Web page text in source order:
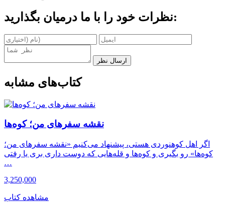
نظرات خود را با ما درمیان بگذارید:
ارسال نظر
کتاب‌های مشابه
نقشه سفرهای من؛ کوه‌ها
اگر اهل کوهنوردی هستی، پیشنهاد می‌کنیم «نقشه سفرهای من؛
کوه‌ها» رو بگیری و کوه‌ها و قله‌هایی که دوست داری بری یا رفتی
…
3,250,000
مشاهده کتاب